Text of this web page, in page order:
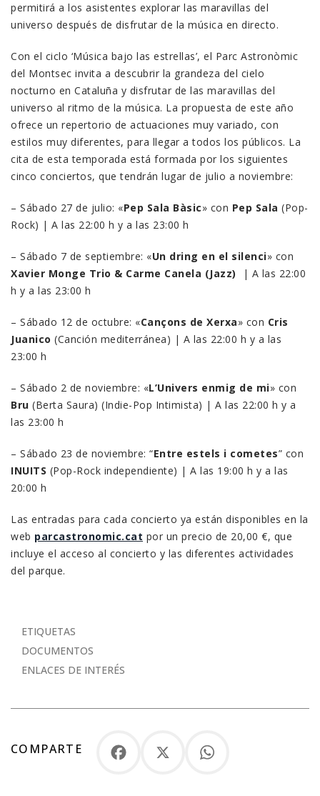
permitirá a los asistentes explorar las maravillas del
universo después de disfrutar de la música en directo.
Con el ciclo ‘Música bajo las estrellas’, el Parc Astronòmic
del Montsec invita a descubrir la grandeza del cielo
nocturno en Cataluña y disfrutar de las maravillas del
universo al ritmo de la música. La propuesta de este año
ofrece un repertorio de actuaciones muy variado, con
estilos muy diferentes, para llegar a todos los públicos. La
cita de esta temporada está formada por los siguientes
cinco conciertos, que tendrán lugar de julio a noviembre:
– Sábado 27 de julio: «Pep Sala Bàsic» con Pep Sala (Pop-
Rock) | A las 22:00 h y a las 23:00 h
– Sábado 7 de septiembre: «Un dring en el silenci» con
Xavier Monge Trio & Carme Canela (Jazz)
| A las 22:00
h y a las 23:00 h
– Sábado 12 de octubre: «Cançons de Xerxa» con Cris
Juanico (Canción mediterránea) | A las 22:00 h y a las
23:00 h
– Sábado 2 de noviembre: «L’Univers enmig de mi» con
Bru (Berta Saura) (Indie-Pop Intimista) | A las 22:00 h y a
las 23:00 h
– Sábado 23 de noviembre: “Entre estels i cometes” con
INUITS (Pop-Rock independiente) | A las 19:00 h y a las
20:00 h
Las entradas para cada concierto ya están disponibles en la
web parcastronomic.cat por un precio de 20,00 €, que
incluye el acceso al concierto y las diferentes actividades
del parque.
ETIQUETAS
DOCUMENTOS
ENLACES DE INTERÉS
COMPARTE